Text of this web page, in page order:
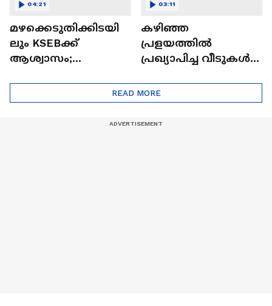
മഴക്കെടുതിക്കിടയി
ലും KSEBക്ക്
ആശ്വാസം;
കൂട്ടുന്നതിന് പകരം
സംഭരിക്കാൻ
04:21
കഴിഞ്ഞ
പ്രളയത്തിൽ
പ്രഖ്യാപിച്ച വീടുകൾ
പൂര്‍ത്തിയായിട്ടില്ല;
ദുരന്തമുഖത്ത്
03:11
READ MORE